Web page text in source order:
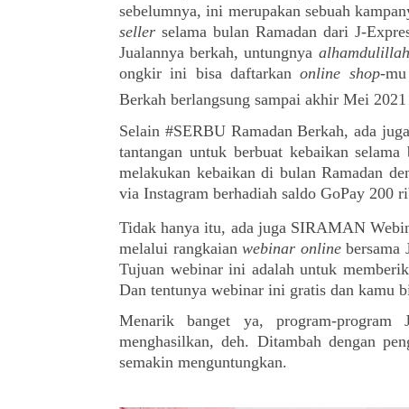
sebelumnya, ini merupakan sebuah
seller selama bulan Ramadan dari J-
Jualannya berkah, untungnya alhamdulillah
ongkir ini bisa daftarkan online shop-
Berkah berlangsung sampai akhir Mei 2021
Selain #SERBU Ramadan Berkah, ada
tantangan untuk berbuat kebaikan
melakukan kebaikan di bulan Ramadan
via Instagram berhadiah saldo GoPay 200
Tidak hanya itu, ada juga SIRAMAN
melalui rangkaian webinar online bersama
Tujuan webinar ini adalah untuk
Dan tentunya webinar ini gratis dan kamu
Menarik banget ya, program-program
menghasilkan, deh. Ditambah dengan
semakin menguntungkan.